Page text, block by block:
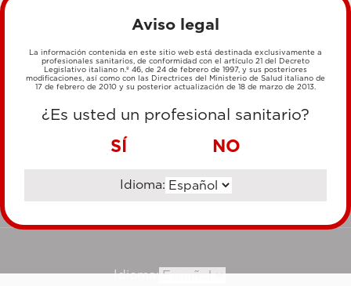
MÉTODOS DE PAGO
TRANSFERENCIA BANCARIA
Idioma:
Aviso legal
La información contenida en este sitio web está destinada exclusivamente a
profesionales sanitarios, de conformidad con el artículo 21 del Decreto
Legislativo italiano n.º 46, de 24 de febrero de 1997, y sus posteriores
modificaciones, así como con las Directrices del Ministerio de Salud italiano de
17 de febrero de 2010 y su posterior actualización de 18 de marzo de 2013.
¿Es usted un profesional sanitario?
SÍ NO
Idioma: